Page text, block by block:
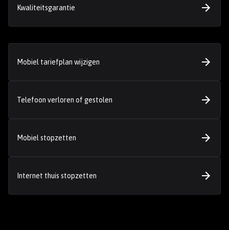
Kwaliteitsgarantie
Mobiel tariefplan wijzigen
Telefoon verloren of gestolen
Mobiel stopzetten
Internet thuis stopzetten